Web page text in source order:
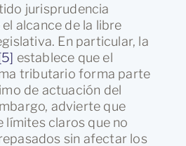
jurisprudencia
alcance de la libre
En particular, la
establece que el
tributario forma parte
de actuación del
advierte que
límites claros que no
sin afectar los